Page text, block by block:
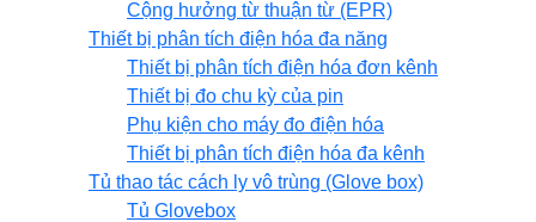
Cộng hưởng từ thuận từ (EPR)
Thiết bị phân tích điện hóa đa năng
Thiết bị phân tích điện hóa đơn kênh
Thiết bị đo chu kỳ của pin
Phụ kiện cho máy đo điện hóa
Thiết bị phân tích điện hóa đa kênh
Tủ thao tác cách ly vô trùng (Glove box)
Tủ Glovebox